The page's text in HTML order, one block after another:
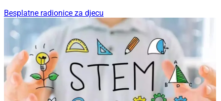
Besplatne radionice za djecu